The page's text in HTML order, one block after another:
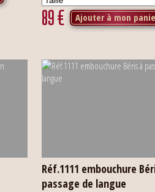
89€ Ajouter à mon
Réf.1111 embouchure
passage de langue